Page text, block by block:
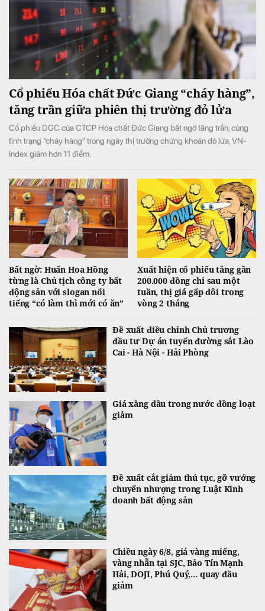
Cổ phiếu Hóa chất Đức Giang “cháy hàng”,
tăng trần giữa phiên thị trường đỏ lửa
Cổ phiếu DGC của CTCP Hóa chất Đức Giang bất ngờ tăng trần, cùng
tình trạng “cháy hàng” trong ngày thị trường chứng khoán đỏ lửa, VN-
Index giảm hơn 11 điểm.
Bất ngờ: Huấn Hoa Hồng
từng là Chủ tịch công ty bất
động sản với slogan nổi
tiếng “có làm thì mới có ăn”
Xuất hiện cổ phiếu tăng gần
200.000 đồng chỉ sau một
tuần, thị giá gấp đôi trong
vòng 2 tháng
Đề xuất điều chỉnh Chủ trương
đầu tư Dự án tuyến đường sắt Lào
Cai - Hà Nội - Hải Phòng
Giá xăng dầu trong nước đồng loạt
giảm
Đề xuất cắt giảm thủ tục, gỡ vướng
chuyển nhượng trong Luật Kinh
doanh bất động sản
Chiều ngày 6/8, giá vàng miếng,
vàng nhẫn tại SJC, Bảo Tín Mạnh
Hải, DOJI, Phú Quý,... quay đầu
giảm